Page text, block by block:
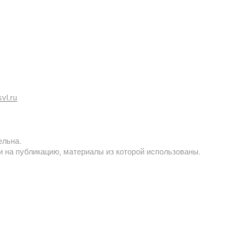
публикацию, материалы из которой использованы.